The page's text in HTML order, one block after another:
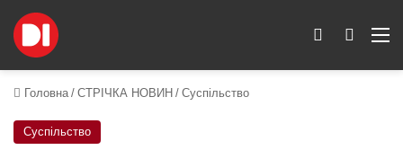
Пошук
Switch skin
Головна / СТРІЧКА НОВИН / Суспільство
Суспільство